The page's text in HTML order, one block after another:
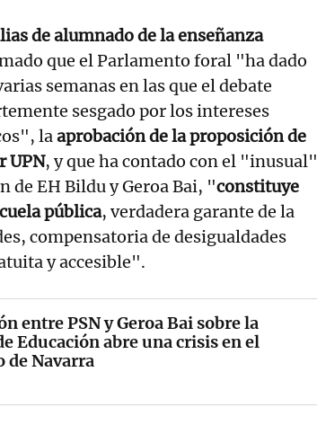
de alumnado de la enseñanza
que el Parlamento foral "ha dado
semanas en las que el debate
sesgado por los intereses
laaprobación de la proposición de
UPN, y que ha contado con el "inusual"
de EH Bildu y Geroa Bai, "constituye
pública, verdadera garante de la
compensatoria de desigualdades
y accesible".
entre PSN y Geroa Bai sobre la
Educación abre una crisis en el
de Navarra